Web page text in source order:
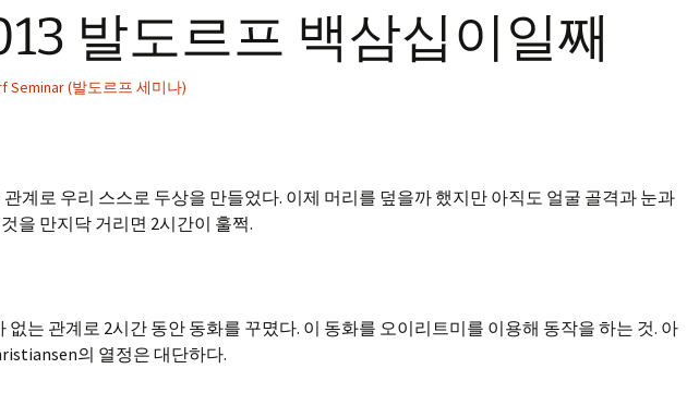
발도르프 백삼십이일째
Seminar (발도르프 세미나)
계로 우리 스스로 두상을 만들었다. 이제 머리를 덮을까 했지만 아직도 얼굴 골격과 눈과
을 만지닥 거리면 2시간이 훌쩍.
없는 관계로 2시간 동안 동화를 꾸몄다. 이 동화를 오이리트미를 이용해 동작을 하는 것. 아
의 열정은 대단하다.